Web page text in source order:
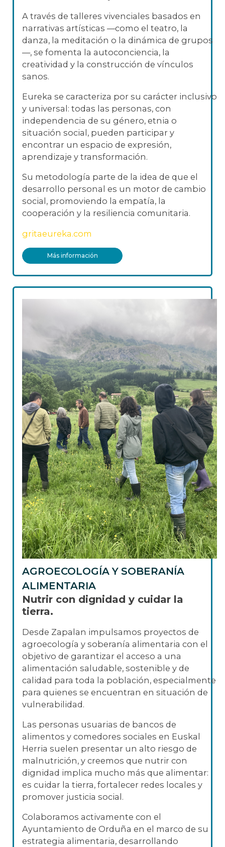
A través de talleres vivenciales basados en
narrativas artísticas —como el teatro, la
danza, la meditación o la dinámica de grupos
—, se fomenta la autoconciencia, la
creatividad y la construcción de vínculos
sanos.
Eureka se caracteriza por su carácter inclusivo
y universal: todas las personas, con
independencia de su género, etnia o
situación social, pueden participar y
encontrar un espacio de expresión,
aprendizaje y transformación.
Su metodología parte de la idea de que el
desarrollo personal es un motor de cambio
social, promoviendo la empatía, la
cooperación y la resiliencia comunitaria.
gritaeureka.com
Más información
AGROECOLOGÍA Y SOBERANÍA
ALIMENTARIA
Nutrir con dignidad y cuidar la
tierra.
Desde Zapalan impulsamos proyectos de
agroecología y soberanía alimentaria con el
objetivo de garantizar el acceso a una
alimentación saludable, sostenible y de
calidad para toda la población, especialmente
para quienes se encuentran en situación de
vulnerabilidad.
Las personas usuarias de bancos de
alimentos y comedores sociales en Euskal
Herria suelen presentar un alto riesgo de
malnutrición, y creemos que nutrir con
dignidad implica mucho más que alimentar:
es cuidar la tierra, fortalecer redes locales y
promover justicia social.
Colaboramos activamente con el
Ayuntamiento de Orduña en el marco de su
estrategia alimentaria, desarrollando